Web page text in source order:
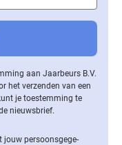
aan Jaarbeurs B.V.
het verzenden van een
je toestemming te
nieuwsbrief.
jouw per­soons­ge­ge­